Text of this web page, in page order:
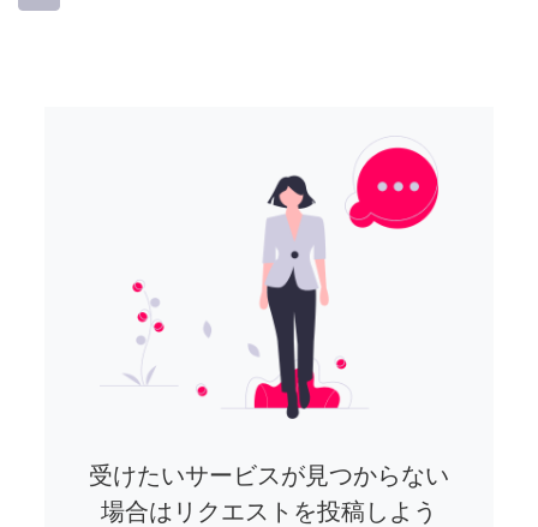
受けたいサービスが見つからない
場合はリクエストを投稿しよう